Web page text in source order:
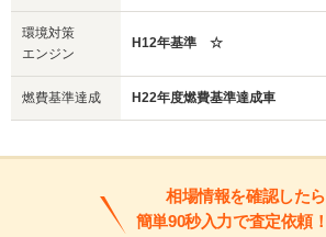
環境対策
エンジン
H12年基準 ☆
燃費基準達成 H22年度燃費基準達成車
相場情報を確認したら
簡単90秒入力で査定依頼！